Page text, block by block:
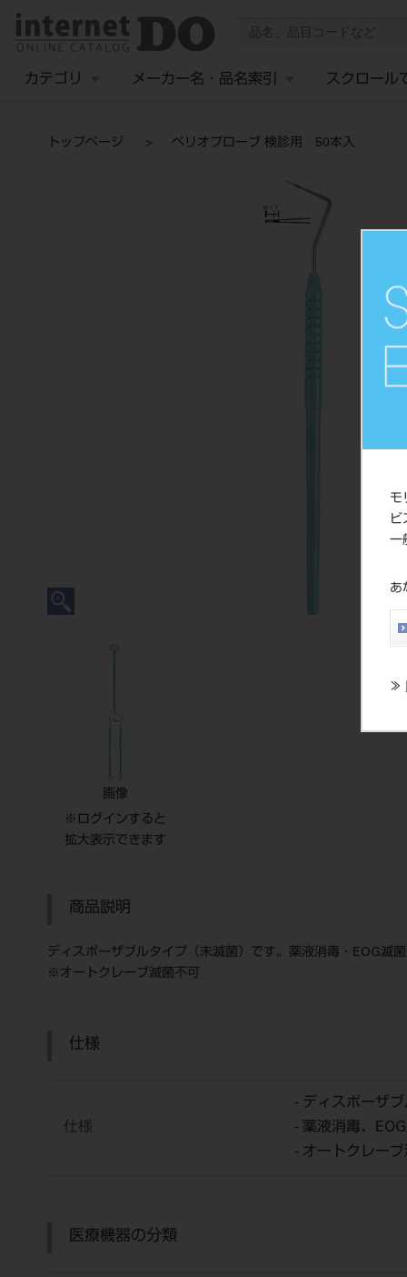
モ
ビ
一
あ
≫
カテゴリ メーカー名・品名索引 スクロール
トップページ ペリオプローブ 検診用 50本入
画像
※ログインすると
拡大表示できます
商品説明
ディスポーザブルタイプ（未滅菌）です。薬液消毒・EOG滅
※オートクレーブ滅菌不可
仕様
仕様
- ディスポーザ
- 薬液消毒、
- オートクレー
医療機器の分類